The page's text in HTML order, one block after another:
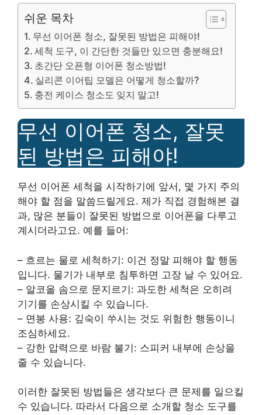
쉬운 목차
무선 이어폰 청소, 잘못된 방법은 피해야!
세척 도구, 이 간단한 것들만 있으면 충분해요!
초간단 오픈형 이어폰 청소방법!
실리콘 이어팁 모델은 어떻게 청소할까?
충전 케이스 청소도 잊지 말고!
무선 이어폰 청소, 잘못
된 방법은 피해야!
무선 이어폰 세척을 시작하기에 앞서, 몇 가지 주의
해야 할 점을 말씀드릴게요. 제가 직접 경험해본 결
과, 많은 분들이 잘못된 방법으로 이어폰을 다루고
계시더라고요. 예를 들어:
– 흐르는 물로 세척하기: 이건 정말 피해야 할 행동
입니다. 물기가 내부로 침투하면 고장 날 수 있어요.
– 알코올 솜으로 문지르기: 과도한 세척은 오히려
기기를 손상시킬 수 있습니다.
– 면봉 사용: 깊숙이 쑤시는 것도 위험한 행동이니
조심하세요.
– 강한 압력으로 바람 불기: 스피커 내부에 손상을
줄 수 있습니다.
이러한 잘못된 방법들은 생각보다 큰 문제를 일으킬
수 있습니다. 따라서 다음으로 소개할 청소 도구를